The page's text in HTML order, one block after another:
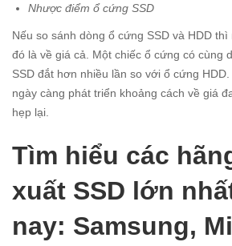
Nhược điểm ổ cứng SSD
Nếu so sánh dòng ổ cứng SSD và HDD
đó là về giá cả. Một chiếc ổ cứng có cùng
SSD đắt hơn nhiều lần so với ổ cứng
ngày càng phát triển khoảng cách về giá
hẹp lại.
Tìm hiểu các
xuất SSD lớn
nay: Samsung,